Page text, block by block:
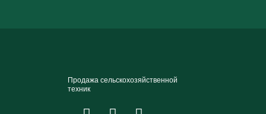
Продажа сельскохозяйственной
техник